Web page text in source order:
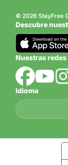
© 2026 StayFree
Descubre
Nuestras
Idioma
Idioma